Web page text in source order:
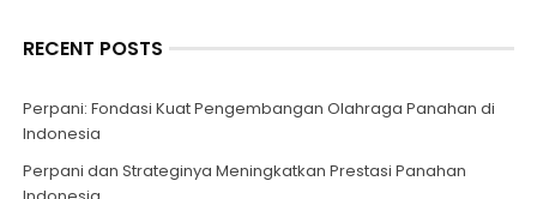
RECENT POSTS
Perpani: Fondasi Kuat Pengembangan Olahraga Panahan di
Indonesia
Perpani dan Strateginya Meningkatkan Prestasi Panahan